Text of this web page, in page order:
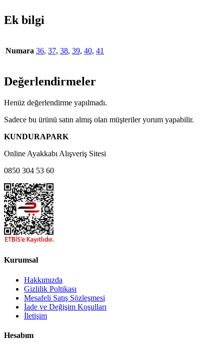
Ek bilgi
Numara 36, 37, 38, 39, 40, 41
Değerlendirmeler
Henüz değerlendirme yapılmadı.
Sadece bu ürünü satın almış olan müşteriler yorum yapabilir.
KUNDURAPARK
Online Ayakkabı Alışveriş Sitesi
0850 304 53 60
Kurumsal
Hakkımızda
Gizlilik Poltikası
Mesafeli Satış Sözleşmesi
İade ve Değişim Koşulları
İletişim
Hesabım